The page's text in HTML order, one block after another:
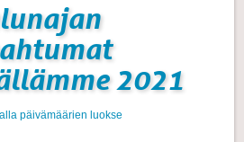
2021
päivämäärien luokse